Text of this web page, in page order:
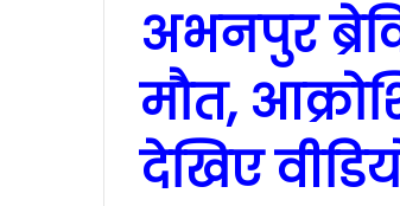
अभनपुर
मौत,
देखिए